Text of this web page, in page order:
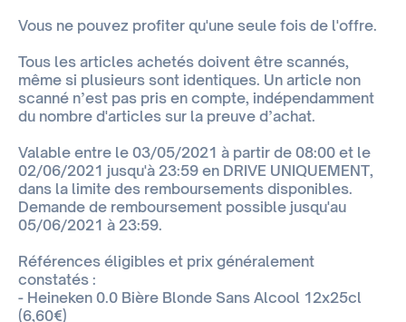
Vous ne pouvez profiter qu'une seule fois de l'offre.
Tous les articles achetés doivent être scannés,
même si plusieurs sont identiques. Un article non
scanné n’est pas pris en compte, indépendamment
du nombre d'articles sur la preuve d’achat.
Valable entre le 03/05/2021 à partir de 08:00 et le
02/06/2021 jusqu'à 23:59 en DRIVE UNIQUEMENT,
dans la limite des remboursements disponibles.
Demande de remboursement possible jusqu'au
05/06/2021 à 23:59.
Références éligibles et prix généralement
constatés :
- Heineken 0.0 Bière Blonde Sans Alcool 12x25cl
(6,60€)